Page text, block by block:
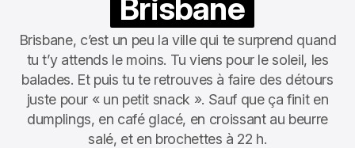
Brisbane
Brisbane, c’est un peu la ville qui te surprend quand
tu t’y attends le moins. Tu viens pour le soleil, les
balades. Et puis tu te retrouves à faire des détours
juste pour « un petit snack ». Sauf que ça finit en
dumplings, en café glacé, en croissant au beurre
salé, et en brochettes à 22 h.